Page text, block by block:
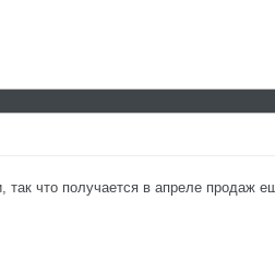
что получается в апреле продаж